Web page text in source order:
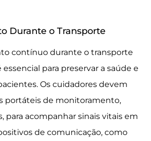
Durante o Transporte
contínuo durante o transporte
para preservar a saúde e
Os cuidadores devem
portáteis de monitoramento,
para acompanhar sinais vitais em
de comunicação, como